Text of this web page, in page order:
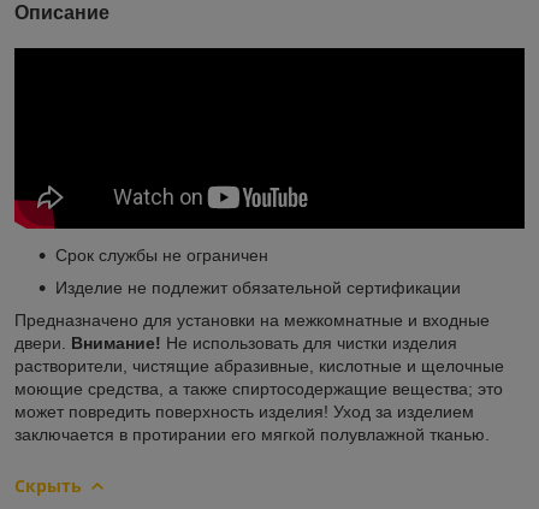
Описание
Срок службы не ограничен
Изделие не подлежит обязательной сертификации
Предназначено для установки на межкомнатные и входные
двери. Внимание! Не использовать для чистки изделия
растворители, чистящие абразивные, кислотные и щелочные
моющие средства, а также спиртосодержащие вещества; это
может повредить поверхность изделия! Уход за изделием
заключается в протирании его мягкой полувлажной тканью.
Скрыть